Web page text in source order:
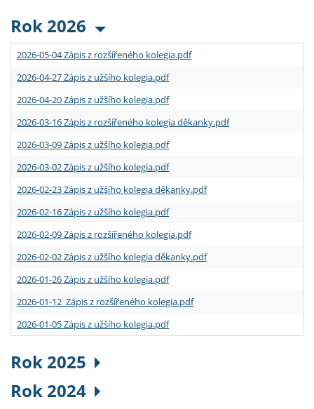
Rok 2026
2026-05-04 Zápis z rozšířeného kolegia.pdf
2026-04-27 Zápis z užšího kolegia.pdf
2026-04-20 Zápis z užšího kolegia.pdf
2026-03-16 Zápis z rozšířeného kolegia děkanky.pdf
2026-03-09 Zápis z užšího kolegia.pdf
2026-03-02 Zápis z užšího kolegia.pdf
2026-02-23 Zápis z užšího kolegia děkanky.pdf
2026-02-16 Zápis z užšího kolegia.pdf
2026-02-09 Zápis z rozšířeného kolegia.pdf
2026-02-02 Zápis z užšího kolegia děkanky.pdf
2026-01-26 Zápis z užšího kolegia.pdf
2026-01-12 Zápis z rozšířeného kolegia.pdf
2026-01-05 Zápis z užšího kolegia.pdf
Rok 2025
Rok 2024